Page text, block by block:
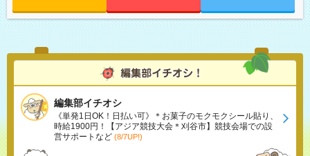
編集部イチオシ
《単発1日OK！日払い可》＊お菓子のモクモクシール貼り、
時給1900円！【アジア競技大会＊刈谷市】競技会場での設
営サポートなど (8/7UP!)